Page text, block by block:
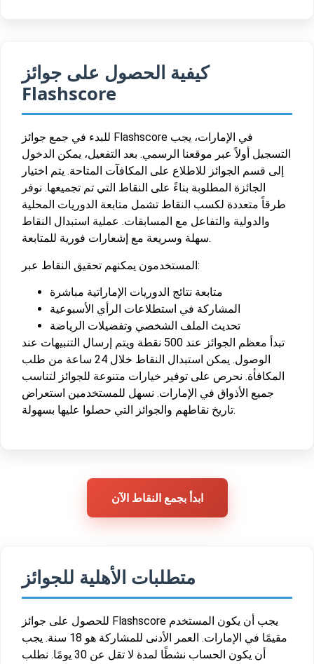
كيفية الحصول على جوائز
Flashscore
للبدء في جمع جوائز Flashscore في الإمارات، يجب
التسجيل أولاً عبر موقعنا الرسمي. بعد التفعيل، يمكن الدخول
إلى قسم الجوائز للاطلاع على المكافآت المتاحة. يتم اختيار
الجائزة المطلوبة بناءً على النقاط التي تم تجميعها. نوفر
طرقاً متعددة لكسب النقاط تشمل متابعة الدوريات المحلية
والدولية والتفاعل مع المسابقات. عملية استبدال النقاط
سهلة وسريعة مع إشعارات فورية للمتابعة.
المستخدمون يمكنهم تحقيق النقاط عبر:
متابعة نتائج الدوريات الإماراتية مباشرة
المشاركة في استطلاعات الرأي الأسبوعية
تحديث الملف الشخصي وتفضيلات الرياضة
تبدأ معظم الجوائز عند 500 نقطة ويتم إرسال التنبيهات عند
الوصول. يمكن استبدال النقاط خلال 24 ساعة من طلب
المكافأة. نحرص على توفير خيارات متنوعة للجوائز لتناسب
جميع الأذواق في الإمارات. نسهل للمستخدمين استعراض
تاريخ نقاطهم والجوائز التي حصلوا عليها بسهولة.
ابدأ بجمع النقاط الآن
متطلبات الأهلية للجوائز
للحصول على جوائز Flashscore يجب أن يكون المستخدم
مقيمًا في الإمارات. العمر الأدنى للمشاركة هو 18 سنة. يجب
أن يكون الحساب نشطًا لمدة لا تقل عن 30 يومًا. نطلب